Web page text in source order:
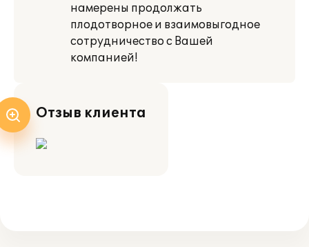
намерены продолжать
плодотворное и взаимовыгодное
сотрудничество с Вашей
компанией!
Отзыв клиента